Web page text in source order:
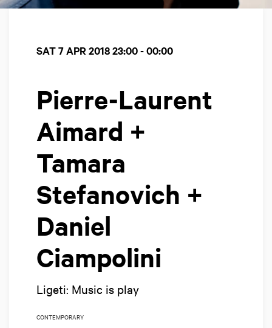
Pierre-Laurent
Aimard +
Tamara
Stefanovich +
Daniel
Ciampolini
Ligeti: Music is play
SAT 7 APR 201823:00 - 00:00
CONTEMPORARY